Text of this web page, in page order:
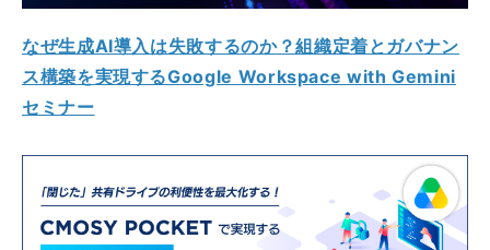
なぜ生成AI導入は失敗するのか？組織定着とガバナン
ス構築を実現するGoogle Workspace with Gemini
セミナー